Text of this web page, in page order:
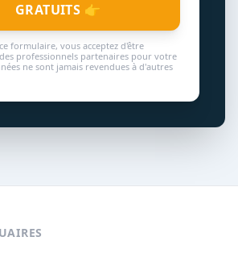
GRATUITS 👉
formulaire, vous acceptez d'être
professionnels partenaires pour votre
ne sont jamais revendues à d'autres